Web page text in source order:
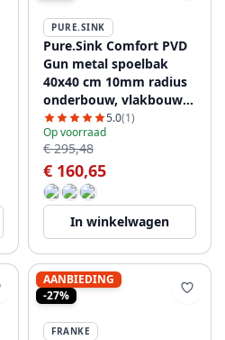
PURE.SINK
Pure.Sink Comfort PVD
Gun metal spoelbak
40x40 cm 10mm radius
onderbouw, vlakbouw
en opbouw PCM4040-61
5.0(1)
Op voorraad
€ 295,48
€ 160,65
In winkelwagen
AANBIEDING
-27%
FRANKE